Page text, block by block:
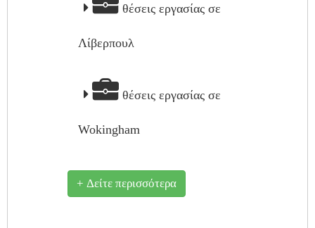
θέσεις εργασίας σε
Λίβερπουλ
θέσεις εργασίας σε
Wokingham
+ Δείτε περισσότερα